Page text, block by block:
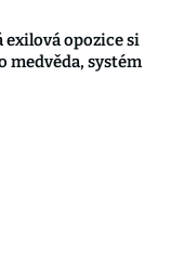
exilová opozice si
medvěda, systém